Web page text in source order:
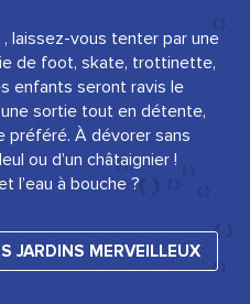
, laissez-vous tenter par une
de foot, skate, trottinette,
enfants seront ravis le
une sortie tout en détente,
préféré. À dévorer sans
ou d’un châtaignier !
l’eau à bouche ?
JARDINS MERVEILLEUX